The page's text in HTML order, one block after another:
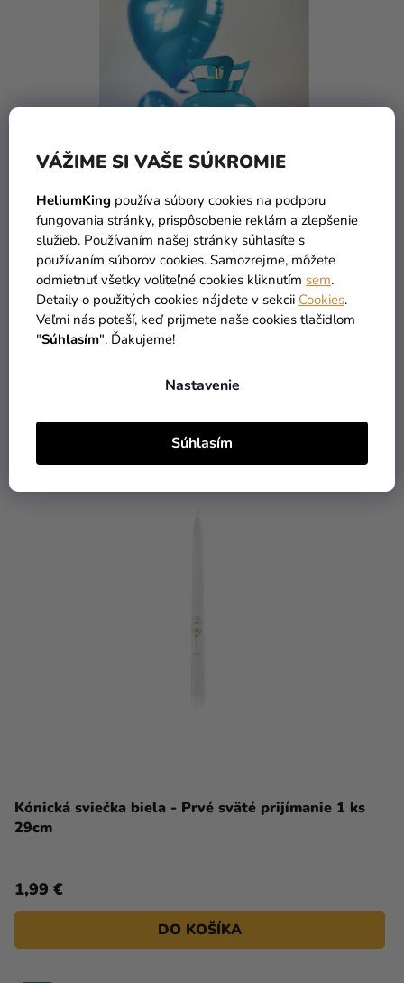
VÁŽIME SI VAŠE SÚKROMIE
HeliumKing používa súbory cookies na podporu
fungovania stránky, prispôsobenie reklám a zlepšenie
služieb. Používaním našej stránky súhlasíte s
používaním súborov cookies. Samozrejme, môžete
odmietnuť všetky voliteľné cookies kliknutím sem.
Detaily o použitých cookies nájdete v sekcii Cookies.
Veľmi nás poteší, keď prijmete naše cookies tlačidlom
"Súhlasím". Ďakujeme!
Nastavenie
Súhlasím
Héliová fľaša na 30 balónov
DO KOŠÍKA
Kónická sviečka biela - Prvé sväté prijímanie 1 ks
29cm
1,99 €
DO KOŠÍKA